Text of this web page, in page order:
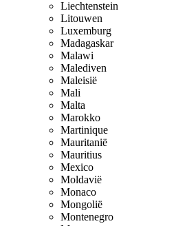
Liechtenstein
Litouwen
Luxemburg
Madagaskar
Malawi
Malediven
Maleisië
Mali
Malta
Marokko
Martinique
Mauritanië
Mauritius
Mexico
Moldavië
Monaco
Mongolië
Montenegro